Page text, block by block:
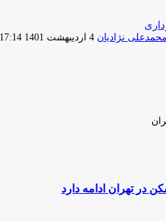
نژادیان ارسال
4 اردیبهشت 1401 17:14
تهران ادامه دارد